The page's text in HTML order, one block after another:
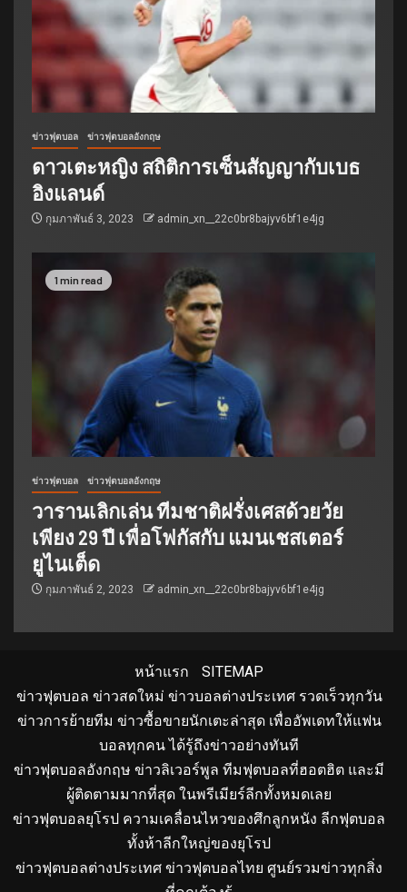
ข่าวฟุตบอล ข่าวฟุตบอลอังกฤษ
ดาวเตะหญิง สถิติการเซ็นสัญญากับเบธ
อิงแลนด์
กุมภาพันธ์ 3, 2023 admin_xn__22c0br8bajyv6bf1e4jg
1 min read
ข่าวฟุตบอล ข่าวฟุตบอลอังกฤษ
วารานเลิกเล่น ทีมชาติฝรั่งเศสด้วยวัย
เพียง 29 ปี เพื่อโฟกัสกับ แมนเชสเตอร์
ยูไนเต็ด
กุมภาพันธ์ 2, 2023 admin_xn__22c0br8bajyv6bf1e4jg
หน้าแรก
SITEMAP
ข่าวฟุตบอล ข่าวสดใหม่ ข่าวบอลต่างประเทศ รวดเร็วทุกวัน
ข่าวการย้ายทีม ข่าวซื้อขายนักเตะล่าสุด เพื่ออัพเดทให้แฟน
บอลทุกคน ได้รู้ถึงข่าวอย่างทันที
ข่าวฟุตบอลอังกฤษ ข่าวลิเวอร์พูล ทีมฟุตบอลที่ฮอตฮิต และมี
ผู้ติดตามมากที่สุด ในพรีเมียร์ลีกทั้งหมดเลย
ข่าวฟุตบอลยุโรป ความเคลื่อนไหวของศึกลูกหนัง ลีกฟุตบอล
ทั้งห้าลีกใหญ่ของยุโรป
ข่าวฟุตบอลต่างประเทศ ข่าวฟุตบอลไทย ศูนย์รวมข่าวทุกสิ่ง